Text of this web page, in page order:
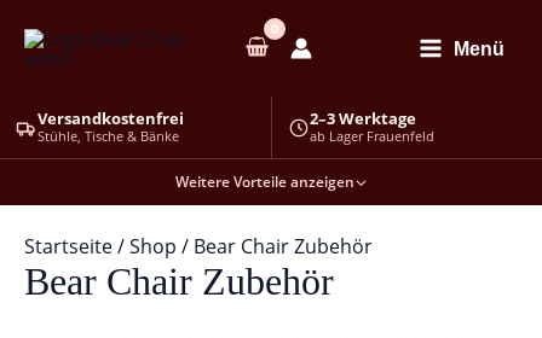
Inhalt
springen
Menü
Versandkostenfrei
Stühle, Tische & Bänke
2–3 Werktage
ab Lager Frauenfeld
Weitere Vorteile anzeigen
Startseite/Shop / Bear Chair Zubehör
Bear Chair Zubehör